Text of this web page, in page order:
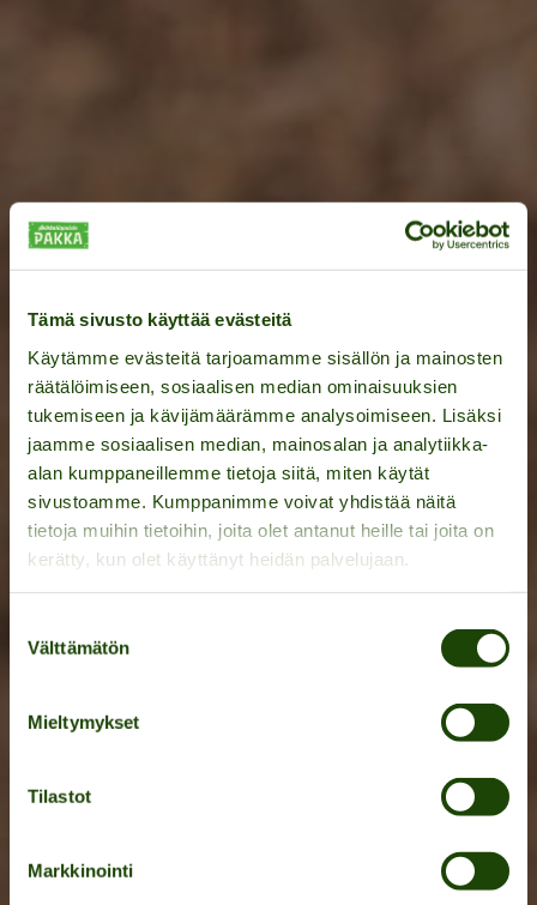
Tämä sivusto käyttää evästeitä
Käytämme evästeitä tarjoamamme sisällön ja mainosten
räätälöimiseen, sosiaalisen median ominaisuuksien
tukemiseen ja kävijämäärämme analysoimiseen. Lisäksi
jaamme sosiaalisen median, mainosalan ja analytiikka-
alan kumppaneillemme tietoja siitä, miten käytät
sivustoamme. Kumppanimme voivat yhdistää näitä
tietoja muihin tietoihin, joita olet antanut heille tai joita on
kerätty, kun olet käyttänyt heidän palvelujaan.
valinta
Välttämätön
Mieltymykset
Tilastot
Markkinointi
Unohtumattomat
aktiviteettipäivät ryhmille